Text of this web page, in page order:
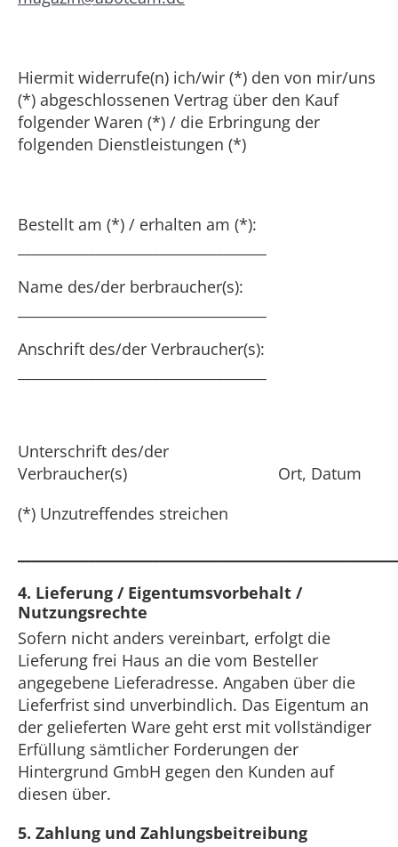
Hiermit widerrufe(n) ich/wir (*) den von mir/uns
(*) abgeschlossenen Vertrag über den Kauf
folgender Waren (*) / die Erbringung der
folgenden Dienstleistungen (*)
Bestellt am (*) / erhalten am (*):
Name des/der berbraucher(s):
Anschrift des/der Verbraucher(s):
Unterschrift des/der
Verbraucher(s) Ort, Datum
(*) Unzutreffendes streichen
4. Lieferung / Eigentumsvorbehalt /
Nutzungsrechte
Sofern nicht anders vereinbart, erfolgt die
Lieferung frei Haus an die vom Besteller
angegebene Lieferadresse. Angaben über die
Lieferfrist sind unverbindlich. Das Eigentum an
der gelieferten Ware geht erst mit vollständiger
Erfüllung sämtlicher Forderungen der
Hintergrund GmbH gegen den Kunden auf
diesen über.
5. Zahlung und Zahlungsbeitreibung